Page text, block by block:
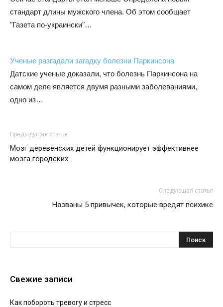
стандарт длины мужского члена. Об этом сообщает
"Газета по-украински"…
Ученые разгадали загадку болезни Паркинсона
Датские ученые доказали, что болезнь Паркинсона на
самом деле является двумя разными заболеваниями,
одно из…
Предыдущая статья
Мозг деревенских детей функционирует эффективнее
мозга городских
Следующая статья
Названы 5 привычек, которые вредят психике
Свежие записи
Как побороть тревогу и стресс